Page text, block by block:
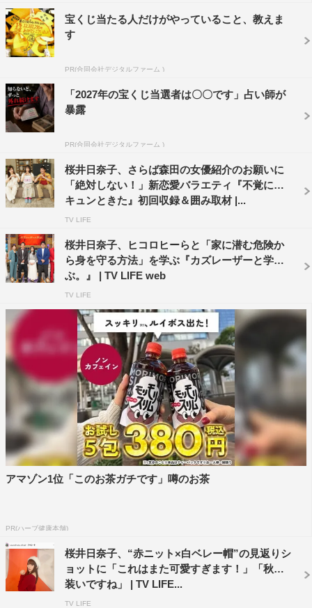
宝くじ当たる人だけがやっていること、教えま
す
PR(合同会社デジタルファーム )
「2027年の宝くじ当選者は〇〇です」占い師が
暴露
PR(合同会社デジタルファーム )
桜井日奈子、さらば森田の女優紹介のお願いに
「絶対しない！」新恋愛バラエティ『不覚にも
キュンときた』初回収録＆囲み取材 |...
TV LIFE
桜井日奈子、ヒコロヒーらと「家に潜む危険か
ら身を守る方法」を学ぶ『カズレーザーと学
ぶ。』 | TV LIFE web
TV LIFE
アマゾン1位「このお茶ガチです」噂のお茶
PR(ハーブ健康本舗)
桜井日奈子、“赤ニット×白ベレー帽”の見返りシ
ョットに「これはまた可愛すぎます！」「秋の
装いですね」 | TV LIFE...
TV LIFE